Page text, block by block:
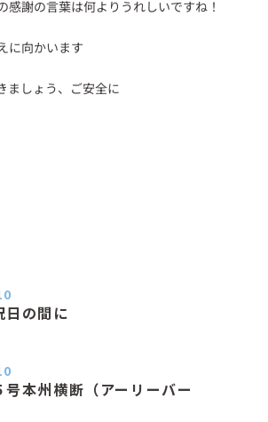
感謝の言葉は何よりうれしいですね！
に向かいます
ましょう、ご安全に
日の間に
号本州横断（アーリーバー